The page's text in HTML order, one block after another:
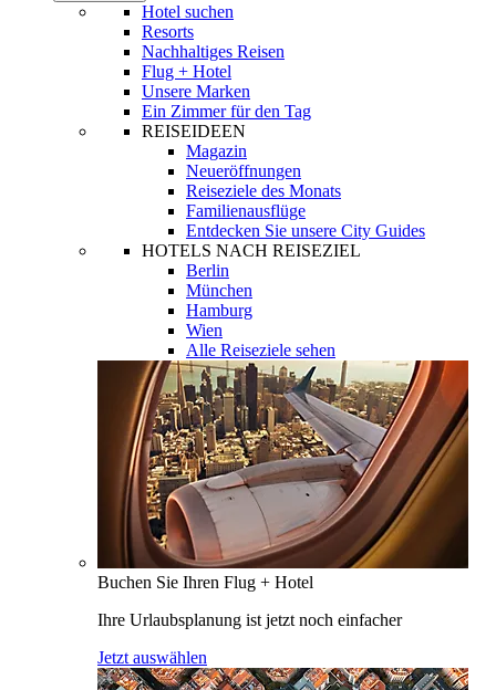
Hotel suchen
Resorts
Nachhaltiges Reisen
Flug + Hotel
Unsere Marken
Ein Zimmer für den Tag
REISEIDEEN
Magazin
Neueröffnungen
Reiseziele des Monats
Familienausflüge
Entdecken Sie unsere City Guides
HOTELS NACH REISEZIEL
Berlin
München
Hamburg
Wien
Alle Reiseziele sehen
Buchen Sie Ihren Flug + Hotel
Ihre Urlaubsplanung ist jetzt noch einfacher
Jetzt auswählen